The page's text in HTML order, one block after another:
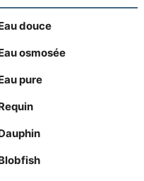
douce
osmosée
pure